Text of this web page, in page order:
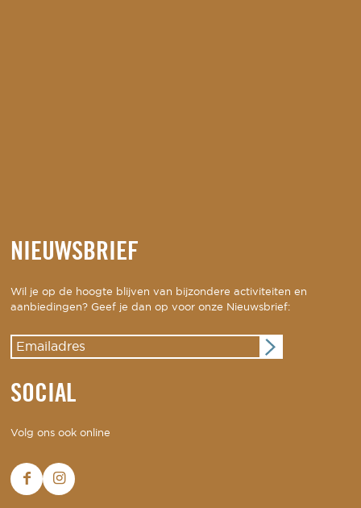
NIEUWSBRIEF
Wil je op de hoogte blijven van bijzondere activiteiten en
aanbiedingen? Geef je dan op voor onze Nieuwsbrief:
SOCIAL
Volg ons ook online